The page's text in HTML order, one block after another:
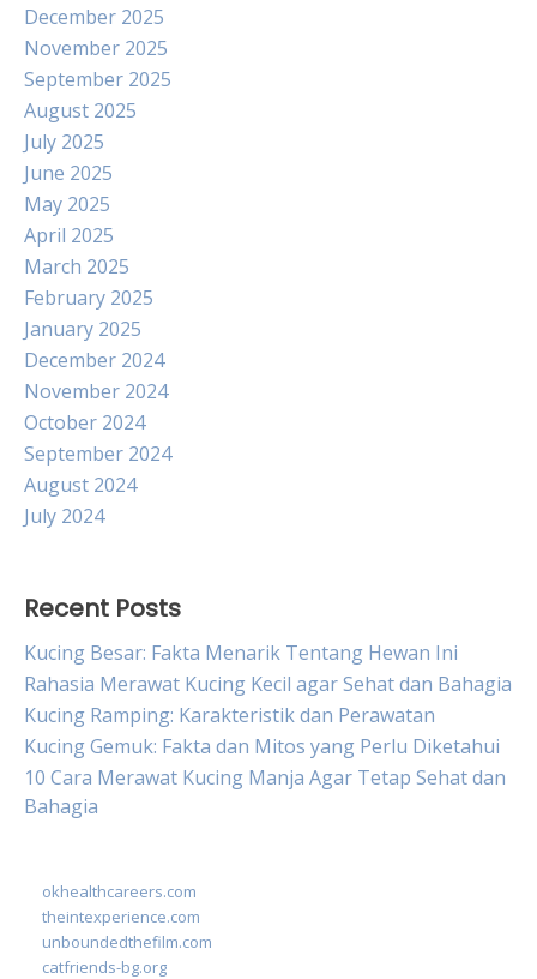
December 2025
November 2025
September 2025
August 2025
July 2025
June 2025
May 2025
April 2025
March 2025
February 2025
January 2025
December 2024
November 2024
October 2024
September 2024
August 2024
July 2024
Recent Posts
Kucing Besar: Fakta Menarik Tentang Hewan Ini
Rahasia Merawat Kucing Kecil agar Sehat dan Bahagia
Kucing Ramping: Karakteristik dan Perawatan
Kucing Gemuk: Fakta dan Mitos yang Perlu Diketahui
10 Cara Merawat Kucing Manja Agar Tetap Sehat dan
Bahagia
okhealthcareers.com
theintexperience.com
unboundedthefilm.com
catfriends-bg.org